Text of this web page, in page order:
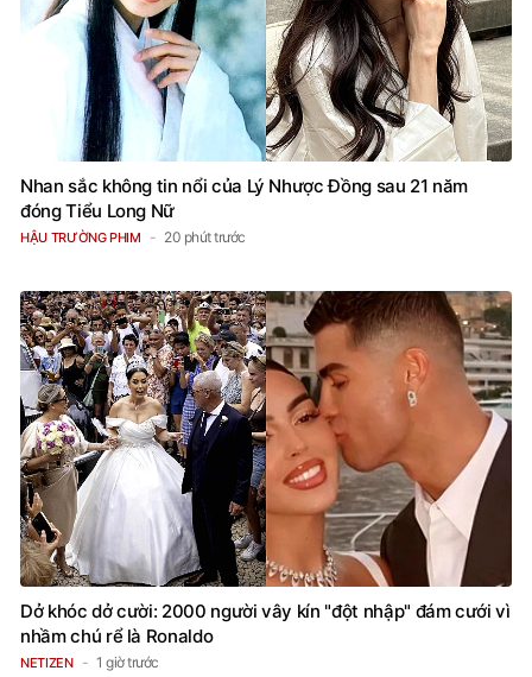
Nhan sắc không tin nổi của Lý Nhược Đồng sau 21 năm
đóng Tiểu Long Nữ
HẬU TRƯỜNG PHIM 20 phút trước
Dở khóc dở cười: 2000 người vây kín "đột nhập" đám cưới vì
nhầm chú rể là Ronaldo
NETIZEN 1 giờ trước